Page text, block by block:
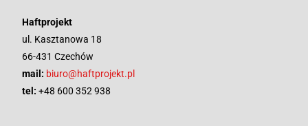
Haftprojekt
ul. Kasztanowa 18
66-431 Czechów
mail: biuro@haftprojekt.pl
tel: +48 600 352 938